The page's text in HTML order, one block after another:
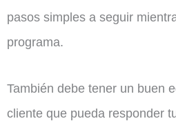
pasos simples a seguir
programa.
También debe tener un buen
cliente que pueda responder